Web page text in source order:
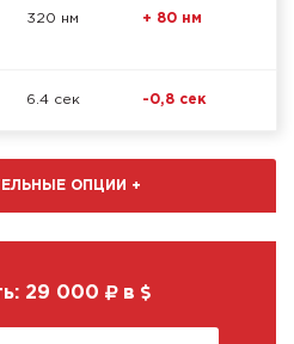
320 нм + 80 нм
6.4 сек -0,8 сек
ОПЦИИ +
29 000 в